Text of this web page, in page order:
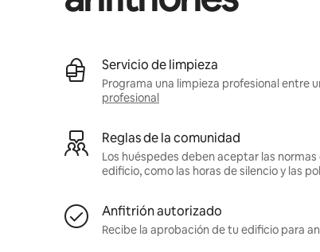
Servicio de limpieza
Programa una limpieza profesional entre
profesional
Reglas de la comunidad
Los huéspedes deben aceptar las
edificio, como las horas de silencio y las
Anfitrión autorizado
Recibe la aprobación de tu edificio para